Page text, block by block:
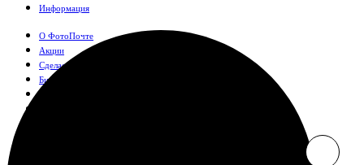
Информация
О ФотоПочте
Акции
Сделаем за вас
Бизнесу